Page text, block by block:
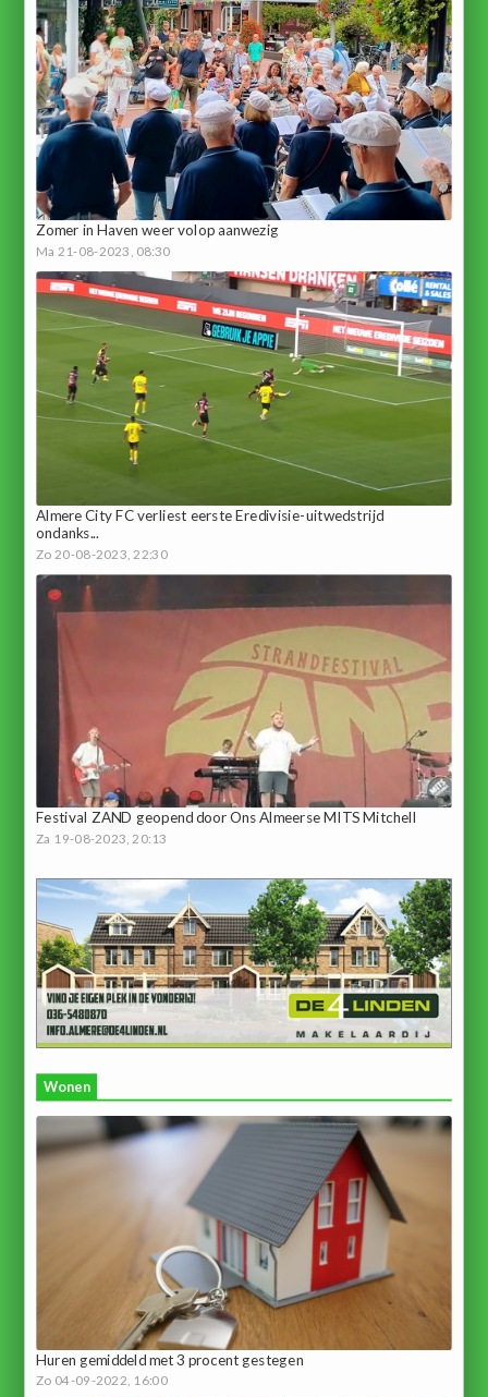
Zomer in Haven weer volop aanwezig
Ma 21-08-2023, 08:30
Almere City FC verliest eerste Eredivisie-uitwedstrijd
ondanks...
Zo 20-08-2023, 22:30
Festival ZAND geopend door Ons Almeerse MITS Mitchell
Za 19-08-2023, 20:13
Wonen
Huren gemiddeld met 3 procent gestegen
Zo 04-09-2022, 16:00